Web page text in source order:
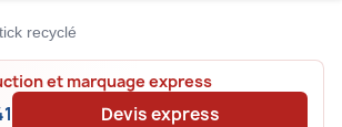
recyclé
et marquage express
Devis express